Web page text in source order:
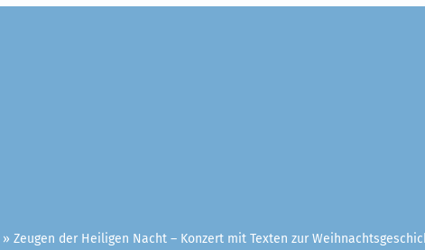
» Zeugen der Heiligen Nacht – Konzert mit Texten zur